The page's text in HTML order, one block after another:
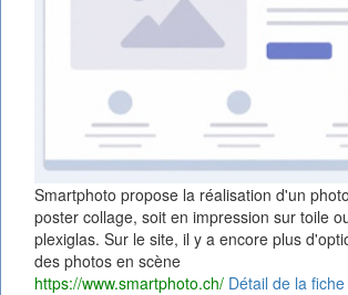
Smartphoto propose la réalisation d'un
poster collage, soit en impression sur toile
plexiglas. Sur le site, il y a encore plus
des photos en scène
https://www.smartphoto.ch/ Détail de la fiche